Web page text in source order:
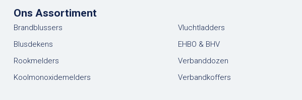
Ons Assortiment
Brandblussers
Blusdekens
Rookmelders
Koolmonoxidemelders
Vluchtladders
EHBO & BHV
Verbanddozen
Verbandkoffers